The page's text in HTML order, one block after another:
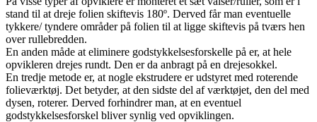
stand til at dreje folien skiftevis 180º. Derved får man eventuelle
tykkere/ tyndere områder på folien til at ligge skiftevis på tværs hen
over rullebredden.
En anden måde at eliminere godstykkelsesforskelle på er, at hele
opvikleren drejes rundt. Den er da anbragt på en drejesokkel.
En tredje metode er, at nogle ekstrudere er udstyret med roterende
folie­værktøj. Det betyder, at den sidste del af værktøjet, den del med
dysen, roterer. Derved forhindrer man, at en eventuel
godstykkelsesforskel bliver synlig ved opviklingen.